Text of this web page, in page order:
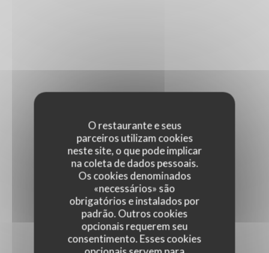
O restaurante e seus
parceiros utilizam cookies
neste site, o que pode implicar
na coleta de dados pessoais.
Os cookies denominados
«necessários» são
obrigatórios e instalados por
padrão. Outros cookies
opcionais requerem seu
consentimento. Esses cookies